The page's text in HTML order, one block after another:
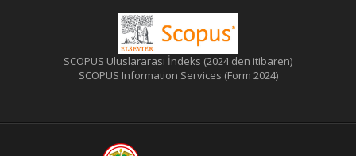
SCOPUS Uluslararası İndeks (2024'den itibaren)
SCOPUS Information Services (Form 2024)